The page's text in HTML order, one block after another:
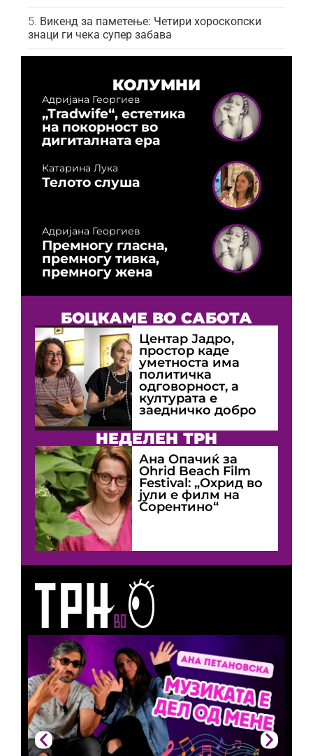
Викенд за паметење: Четири хороскопски
знаци ги чека супер забава
КОЛУМНИ
Адријана Георгиев
„Tradwife“, естетика
на покорност во
дигиталната ера
Катарина Лука
Телото слуша
Адријана Георгиев
Премногу гласна,
премногу тивка,
премногу жена
БОЦКАМЕ ВО САБОТА
Центар Јадро,
простор каде
уметноста има
политичка
одговорност, а
културата е
заедничко добро
НЕДЕЛЕН ТРН
Ана Опачиќ за
Оhrid Beach Film
Festival: „Охрид во
јули е филм на
Сорентино“